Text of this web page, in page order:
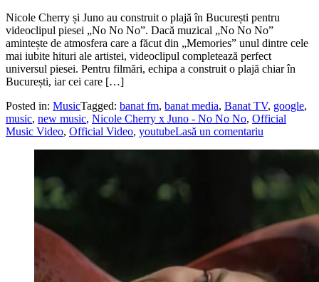
Nicole Cherry și Juno au construit o plajă în București pentru
videoclipul piesei „No No No”. Dacă muzical „No No No”
amintește de atmosfera care a făcut din „Memories” unul dintre cele
mai iubite hituri ale artistei, videoclipul completează perfect
universul piesei. Pentru filmări, echipa a construit o plajă chiar în
București, iar cei care […]
Posted in: MusicTagged: banat fm, banat media, Banat TV, google,
music, new music, Nicole Cherry x Juno - No No No, Official
Music Video, Official Video, youtubeLasă un comentariu